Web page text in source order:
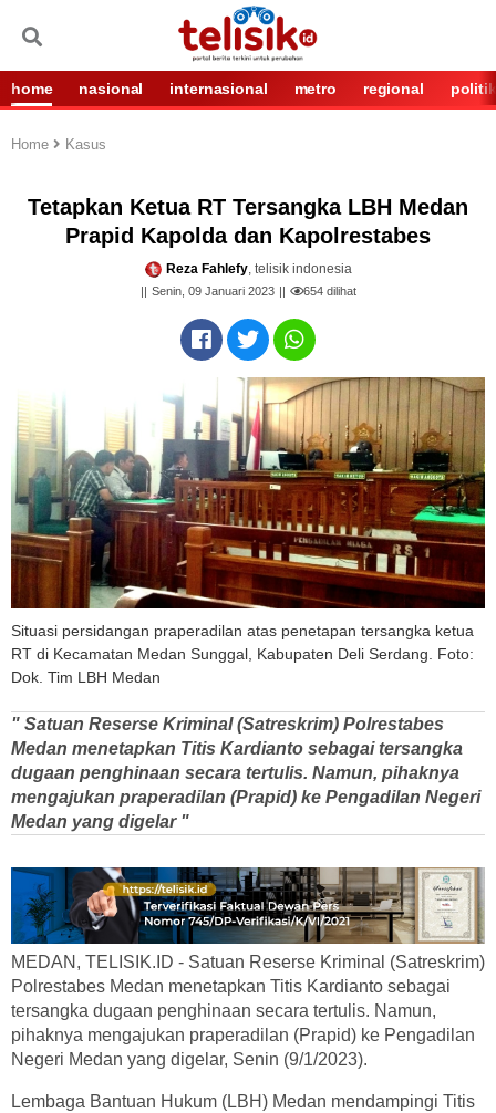
home nasional internasional metro regional politik
Home Kasus
Tetapkan Ketua RT Tersangka LBH Medan
Prapid Kapolda dan Kapolrestabes
Reza Fahlefy, telisik indonesia
Senin, 09 Januari 2023 654dilihat
Situasi persidangan praperadilan atas penetapan tersangka ketua
RT di Kecamatan Medan Sunggal, Kabupaten Deli Serdang. Foto:
Dok. Tim LBH Medan
" Satuan Reserse Kriminal (Satreskrim) Polrestabes
Medan menetapkan Titis Kardianto sebagai tersangka
dugaan penghinaan secara tertulis. Namun, pihaknya
mengajukan praperadilan (Prapid) ke Pengadilan Negeri
Medan yang digelar "
MEDAN, TELISIK.ID - Satuan Reserse Kriminal (Satreskrim)
Polrestabes Medan menetapkan Titis Kardianto sebagai
tersangka dugaan penghinaan secara tertulis. Namun,
pihaknya mengajukan praperadilan (Prapid) ke Pengadilan
Negeri Medan yang digelar, Senin (9/1/2023).
Lembaga Bantuan Hukum (LBH) Medan mendampingi Titis